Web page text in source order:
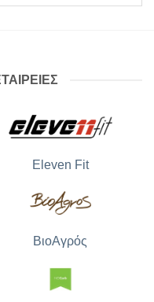
Eleven Fit
ΒιοΑγρός